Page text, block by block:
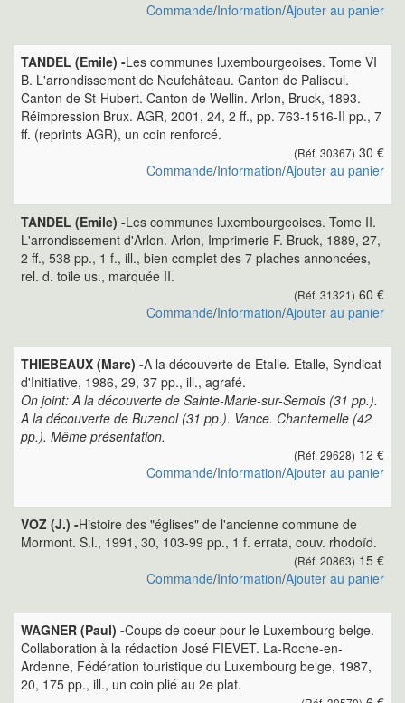
Commande/Information/Ajouter au panier
TANDEL (Emile) -Les communes luxembourgeoises. Tome VI
B. L'arrondissement de Neufchâteau. Canton de Paliseul.
Canton de St-Hubert. Canton de Wellin. Arlon, Bruck, 1893.
Réimpression Brux. AGR, 2001, 24, 2 ff., pp. 763-1516-II pp., 7
ff. (reprints AGR), un coin renforcé.
(Réf. 30367) 30 €
Commande/Information/Ajouter au panier
TANDEL (Emile) -Les communes luxembourgeoises. Tome II.
L'arrondissement d'Arlon. Arlon, Imprimerie F. Bruck, 1889, 27,
2 ff., 538 pp., 1 f., ill., bien complet des 7 plaches annoncées,
rel. d. toile us., marquée II.
(Réf. 31321) 60 €
Commande/Information/Ajouter au panier
THIEBEAUX (Marc) -A la découverte de Etalle. Etalle, Syndicat
d'Initiative, 1986, 29, 37 pp., ill., agrafé.
On joint: A la découverte de Sainte-Marie-sur-Semois (31 pp.).
A la découverte de Buzenol (31 pp.). Vance. Chantemelle (42
pp.). Même présentation.
(Réf. 29628) 12 €
Commande/Information/Ajouter au panier
VOZ (J.) -Histoire des "églises" de l'ancienne commune de
Mormont. S.l., 1991, 30, 103-99 pp., 1 f. errata, couv. rhodoïd.
(Réf. 20863) 15 €
Commande/Information/Ajouter au panier
WAGNER (Paul) -Coups de coeur pour le Luxembourg belge.
Collaboration à la rédaction José FIEVET. La-Roche-en-
Ardenne, Fédération touristique du Luxembourg belge, 1987,
20, 175 pp., ill., un coin plié au 2e plat.